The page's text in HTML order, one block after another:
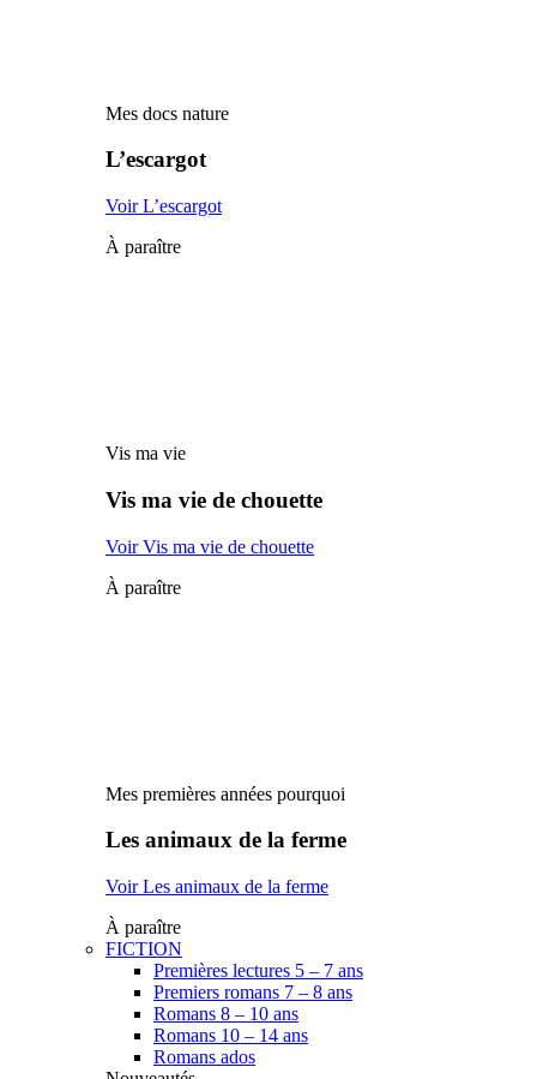
Mes docs nature
L’escargot
Voir L’escargot
À paraître
Vis ma vie
Vis ma vie de chouette
Voir Vis ma vie de chouette
À paraître
Mes premières années pourquoi
Les animaux de la ferme
Voir Les animaux de la ferme
À paraître
FICTION
Premières lectures 5 – 7 ans
Premiers romans 7 – 8 ans
Romans 8 – 10 ans
Romans 10 – 14 ans
Romans ados